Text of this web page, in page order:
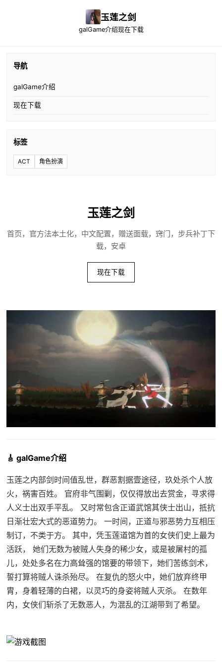
玉莲之剑
galGame介绍现在下载
导航
galGame介绍
现在下载
标签
ACT 角色扮演
玉莲之剑
首页，官方法本土化，中文配置，赠送面载，窍门，步兵补丁下
载，安卓
现在下载
🎸 galGame介绍
玉莲之内部剑时间值乱世，群恶割据壹途径，玖处杀个人放
火，祸害百姓。 官府非气围剿，仅仅得放出去赏金，寻求得
人义士出双手平乱。 又时常包含正道武馆其侠士出山，抵抗
日渐壮宏大式的恶道势力。 一时间，正道与邪恶势力互相压
制订，不类于方。 其中，凭玉莲道馆为首的女侠们史上最为
活跃， 她们无数为被贼人失身的稀少女，或是被屠村的孤
儿，处处多名在力高耸强的馆要的带领下，她们苦练剑术，
誓打算将贼人诛杀殆尽。 在复仇的怒火中，她们放弃终甲
胄，身着轻薄的白裙，以灵巧的身姿将贼人灭杀。 在数年
内，女侠们斩杀了无数恶人，为混乱的江湖带到了希望。